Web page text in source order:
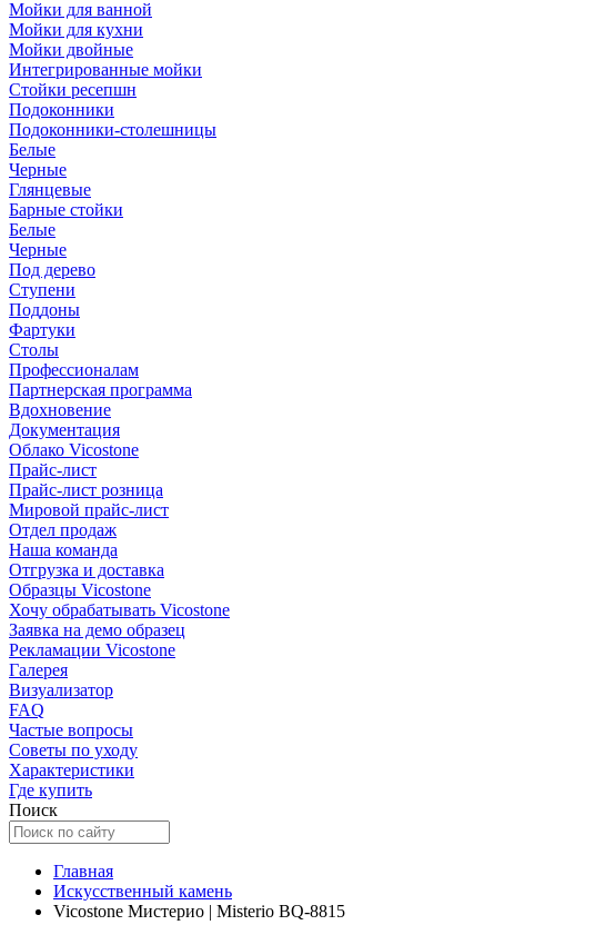
Мойки для ванной
Мойки для кухни
Мойки двойные
Интегрированные мойки
Стойки ресепшн
Подоконники
Подоконники-столешницы
Белые
Черные
Глянцевые
Барные стойки
Белые
Черные
Под дерево
Ступени
Поддоны
Фартуки
Столы
Профессионалам
Партнерская программа
Вдохновение
Документация
Облако Vicostone
Прайс-лист
Прайс-лист розница
Мировой прайс-лист
Отдел продаж
Наша команда
Отгрузка и доставка
Образцы Vicostone
Хочу обрабатывать Vicostone
Заявка на демо образец
Рекламации Vicostone
Галерея
Визуализатор
FAQ
Частые вопросы
Советы по уходу
Характеристики
Где купить
Поиск
Главная
Искусственный камень
Vicostone Мистерио | Misterio BQ-8815